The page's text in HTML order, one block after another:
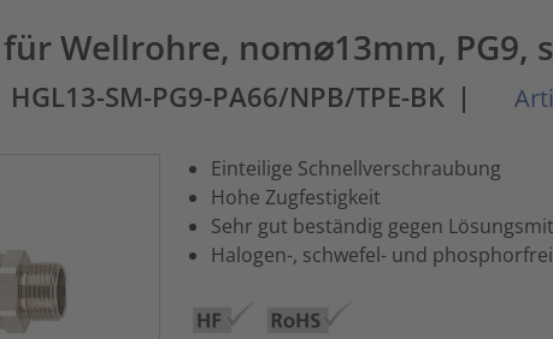
Wellrohre, nom⌀13mm, PG9,
HGL13-SM-PG9-PA66/NPB/TPE-BK |
Einteilige Schnellverschraubung
Hohe Zugfestigkeit
Sehr gut beständig gegen
Halogen-, schwefel- und phosphorfrei